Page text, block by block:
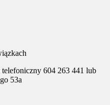
604 263 441 lub
53a